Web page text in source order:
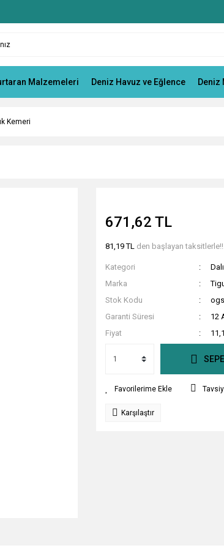
Malzemeleri Deniz Havuz ve Eğlence Deniz
Kemeri
671,62 TL
81,19 TL den başlayan taksitlerle!!
Kategori
Marka
Stok Kodu
Garanti Süresi
12
Fiyat
Karşılaştır